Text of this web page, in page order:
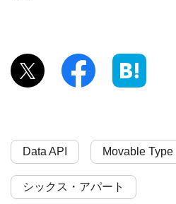
Data API Movable Type
シックス・アパート